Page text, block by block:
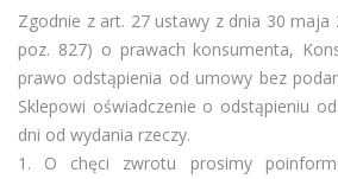
Zgodnie z art. 27 ustawy z dnia 30 maja
poz. 827) o prawach konsumenta,
prawo odstąpienia od umowy bez
Sklepowi oświadczenie o odstąpieniu
dni od wydania rzeczy.
1. O chęci zwrotu prosimy